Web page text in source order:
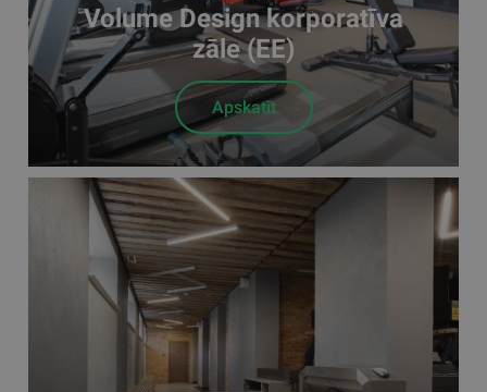
Volume Design korporatīva
zāle (EE)
Apskatīt